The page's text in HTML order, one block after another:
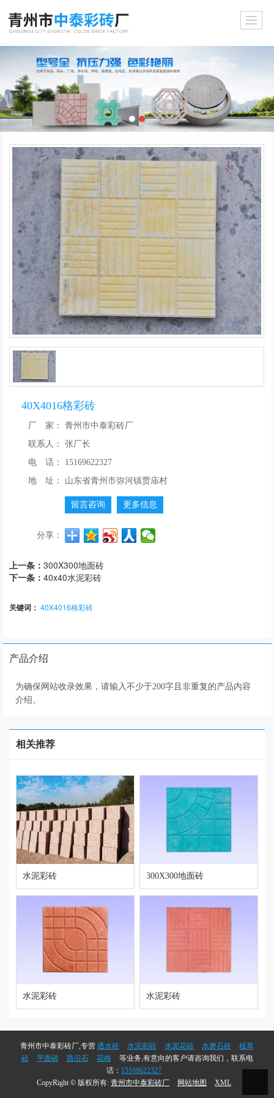
40X4016格彩砖
厂 家：
青州市中泰彩砖厂
联系人：
张厂长
电 话：
15169622327
地 址：
山东省青州市弥河镇贾庙村
留言咨询 更多信息
分享：
上一条：300X300地面砖
下一条：40x40水泥彩砖
关键词：40X4016格彩砖
产品介绍
为确保网站收录效果，请输入不少于200字且非重复的产品内容
介绍。
相关推荐
水泥彩砖 300X300地面砖
水泥彩砖 水泥彩砖
青州市中泰彩砖厂,专营 透水砖 水泥彩砖 水泥花砖 水磨石砖
植草
砖
平面砖 路沿石 花格
等业务,有意向的客户请咨询我们，联系电
话： 15169622327
CopyRight © 版权所有: 青州市中泰彩砖厂 网站地图 XML